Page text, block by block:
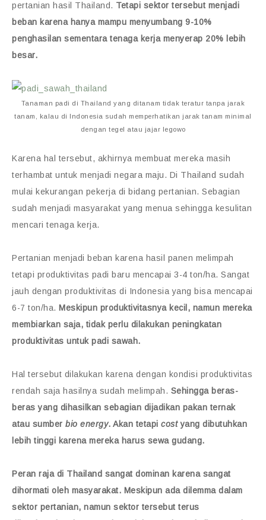
pertanian hasil Thailand. Tetapi sektor tersebut menjadi
beban karena hanya mampu menyumbang 9-10%
penghasilan sementara tenaga kerja menyerap 20% lebih
besar.
Tanaman padi di Thailand yang ditanam tidak teratur tanpa jarak
tanam, kalau di Indonesia sudah memperhatikan jarak tanam minimal
dengan tegel atau jajar legowo
Karena hal tersebut, akhirnya membuat mereka masih
terhambat untuk menjadi negara maju. Di Thailand sudah
mulai kekurangan pekerja di bidang pertanian. Sebagian
sudah menjadi masyarakat yang menua sehingga kesulitan
mencari tenaga kerja.
Pertanian menjadi beban karena hasil panen melimpah
tetapi produktivitas padi baru mencapai 3-4 ton/ha. Sangat
jauh dengan produktivitas di Indonesia yang bisa mencapai
6-7 ton/ha. Meskipun produktivitasnya kecil, namun mereka
membiarkan saja, tidak perlu dilakukan peningkatan
produktivitas untuk padi sawah.
Hal tersebut dilakukan karena dengan kondisi produktivitas
rendah saja hasilnya sudah melimpah. Sehingga beras-
beras yang dihasilkan sebagian dijadikan pakan ternak
atau sumber bio energy. Akan tetapi costyang dibutuhkan
lebih tinggi karena mereka harus sewa gudang.
Peran raja di Thailand sangat dominan karena sangat
dihormati oleh masyarakat. Meskipun ada dilemma dalam
sektor pertanian, namun sektor tersebut terus